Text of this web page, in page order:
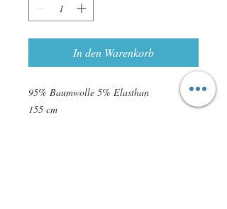
In den Warenkorb
95% Baumwolle 5% Elasthan
155 cm